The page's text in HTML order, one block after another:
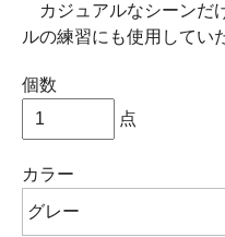
カジュアルなシーンだ
ルの練習にも使用してい
個数
点
カラー